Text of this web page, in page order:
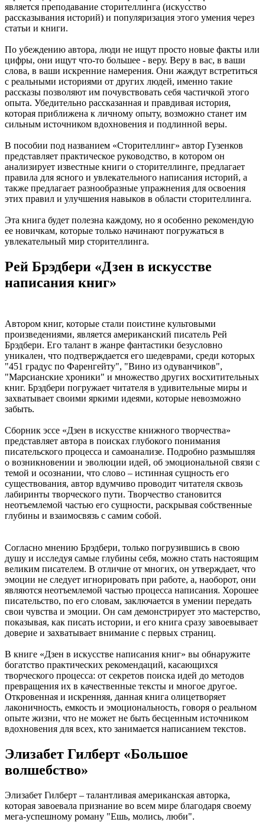
является преподавание сторителлинга (искусство
рассказывания историй) и популяризация этого умения через
статьи и книги.
По убеждению автора, люди не ищут просто новые факты или
цифры, они ищут что-то большее - веру. Веру в вас, в ваши
слова, в ваши искренние намерения. Они жаждут встретиться
с реальными историями от других людей, именно такие
рассказы позволяют им почувствовать себя частичкой этого
опыта. Убедительно рассказанная и правдивая история,
которая приближена к личному опыту, возможно станет им
сильным источником вдохновения и подлинной веры.
В пособии под названием «Сторителлинг» автор Гузенков
представляет практическое руководство, в котором он
анализирует известные книги о сторителлинге, предлагает
правила для ясного и увлекательного написания историй, а
также предлагает разнообразные упражнения для освоения
этих правил и улучшения навыков в области сторителлинга.
Эта книга будет полезна каждому, но я особенно рекомендую
ее новичкам, которые только начинают погружаться в
увлекательный мир сторителлинга.
Рей Брэдбери «Дзен в искусстве
написания книг»
Автором книг, которые стали поистине культовыми
произведениями, является американский писатель Рей
Брэдбери. Его талант в жанре фантастики безусловно
уникален, что подтверждается его шедеврами, среди которых
"451 градус по Фаренгейту", "Вино из одуванчиков",
"Марсианские хроники" и множество других восхитительных
книг. Брэдбери погружает читателя в удивительные миры и
захватывает своими яркими идеями, которые невозможно
забыть.
Сборник эссе «Дзен в искусстве книжного творчества»
представляет автора в поисках глубокого понимания
писательского процесса и самоанализе. Подробно размышляя
о возникновении и эволюции идей, об эмоциональной связи с
темой и осознании, что слово – истинная сущность его
существования, автор вдумчиво проводит читателя сквозь
лабиринты творческого пути. Творчество становится
неотъемлемой частью его сущности, раскрывая собственные
глубины и взаимосвязь с самим собой.
Согласно мнению Брэдбери, только погрузившись в свою
душу и исследуя самые глубины себя, можно стать настоящим
великим писателем. В отличие от многих, он утверждает, что
эмоции не следует игнорировать при работе, а, наоборот, они
являются неотъемлемой частью процесса написания. Хорошее
писательство, по его словам, заключается в умении передать
свои чувства и эмоции. Он сам демонстрирует это мастерство,
показывая, как писать истории, и его книга сразу завоевывает
доверие и захватывает внимание с первых страниц.
В книге «Дзен в искусстве написания книг» вы обнаружите
богатство практических рекомендаций, касающихся
творческого процесса: от секретов поиска идей до методов
превращения их в качественные тексты и многое другое.
Откровенная и искренняя, данная книга олицетворяет
лаконичность, емкость и эмоциональность, говоря о реальном
опыте жизни, что не может не быть бесценным источником
вдохновения для всех, кто занимается написанием текстов.
Элизабет Гилберт «Большое
волшебство»
Элизабет Гилберт – талантливая американская авторка,
которая завоевала признание во всем мире благодаря своему
мега-успешному роману "Ешь, молись, люби".